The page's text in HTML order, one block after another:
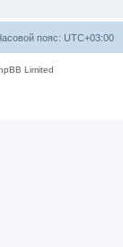
пояс: UTC+03:00
Limited